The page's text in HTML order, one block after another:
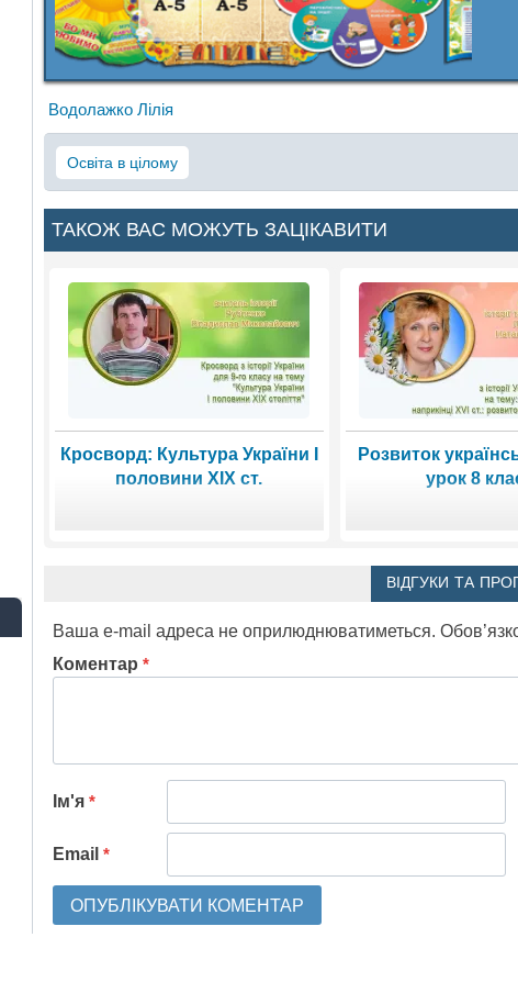
Водолажко Лілія
Освіта в цілому
ТАКОЖ ВАС МОЖУТЬ ЗАЦІКАВИТИ
Кросворд: Культура України І
половини ХІХ ст.
Розвиток
урок 8
ВІДГУКИ ТА
Ваша e-mail адреса не оприлюднюватиметься.
Коментар *
Ім'я *
Email *